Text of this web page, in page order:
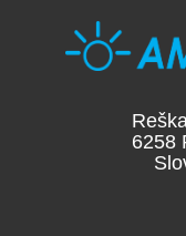
Reška
6258